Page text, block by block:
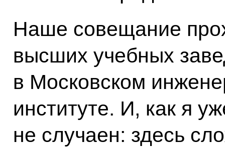
Наше совещание
высших учебных
в Московском
институте. И, как я
не случаен: здесь